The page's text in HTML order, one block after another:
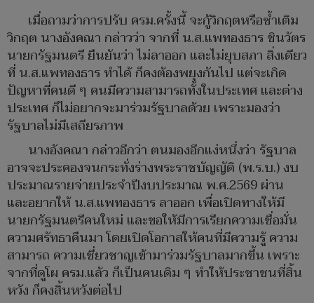
เมื่อถามว่าการปรับ ครม.ครั้งนี้ จะกู้วิกฤตหรือซ้ำเติม
วิกฤต นางอังคณา กล่าวว่า จากที่ น.ส.แพทองธาร ชินวัตร
นายกรัฐมนตรี ยืนยันว่า ไม่ลาออก และไม่ยุบสภา สิ่งเดียว
ที่ น.ส.แพทองธาร ทำได้ ก็คงต้องพยุงกันไป แต่จะเกิด
ปัญหาที่คนดี ๆ คนมีความสามารถทั้งในประเทศ และต่าง
ประเทศ ก็ไม่อยากจะมาร่วมรัฐบาลด้วย เพราะมองว่า
รัฐบาลไม่มีเสถียรภาพ
นางอังคณา กล่าวอีกว่า ตนมองอีกแง่หนึ่งว่า รัฐบาล
อาจจะประคองจนกระทั่งร่างพระราชบัญญัติ (พ.ร.บ.) งบ
ประมาณรายจ่ายประจำปีงบประมาณ พ.ศ.2569 ผ่าน
และอยากให้ น.ส.แพทองธาร ลาออก เพื่อเปิดทางให้มี
นายกรัฐมนตรีคนใหม่ และขอให้มีการเรียกความเชื่อมั่น
ความศรัทธาคืนมา โดยเปิดโอกาสให้คนที่มีความรู้ ความ
สามารถ ความเชี่ยวชาญเข้ามาร่วมรัฐบาลมากขึ้น เพราะ
จากที่ดูโผ ครม.แล้ว ก็เป็นคนเดิม ๆ ทำให้ประชาชนที่สิ้น
หวัง ก็คงสิ้นหวังต่อไป